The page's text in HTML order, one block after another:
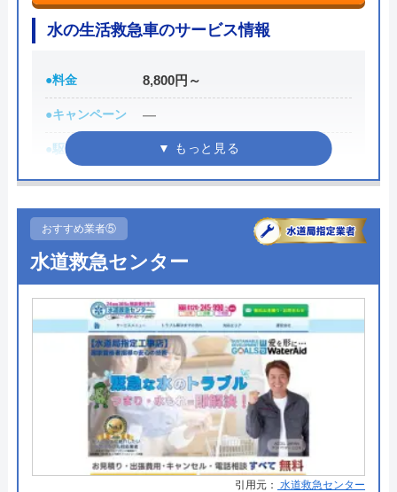
連絡後すぐに駆けつけてくださり、あっとい
安心して任せられました。これでまた快適に
使えます。迅速な対応に心から感謝します！
Googleクチコミを見る
からの申込み、または、LINE会員登録で作業料金か
ら3,000円割引、電話にて「ホームページを見た」と
い。
公式サイトを見る
0120-882-333
受付時間 24時間365日対応
水のトラブルサポートセンターの基本情報
株式会社シンエイ
木原朗広
創業・設立 2004年3月創業
〒540-0012
大阪府大阪市中央区谷町2-4-3 アイエ
スビル9F
水の生活救急車のサービス情報
●料金 8,800円～
●キャンペーン ―
●駆けつけ時間 最短30分
●受付時間 8:00-22:00
●定休日
●出張見積もり 出張見積もり無料
●支払い方法 現金、クレジットカード
●累計実績 施工対応数240万件以上
●保証・保険 ―
詳細は公式HPでご確認ください
水の生活救急車がおすすめの理由
拠点数2270店舗と日本全国に拠点を構え、年中無休
おすすめ業者⑤
水道救急センター
引用元： 水道救急センター